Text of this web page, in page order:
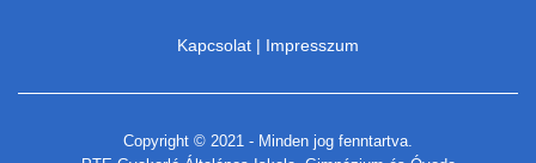
Kapcsolat | Impresszum
Copyright © 2021 - Minden jog fenntartva.